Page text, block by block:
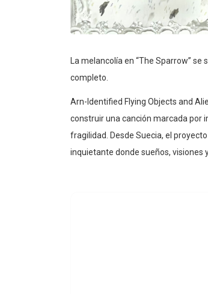
La melancolía en “The Sparrow”
completo.
Arn-Identified Flying Objects and
construir una canción marcada por
fragilidad. Desde Suecia, el
inquietante donde sueños, visiones